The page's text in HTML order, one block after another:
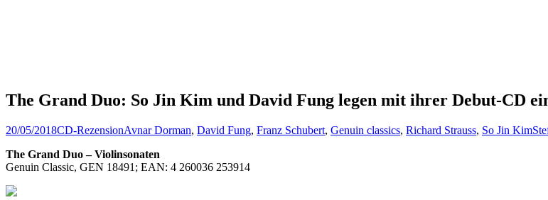
The Grand Duo: So Jin Kim und David Fung legen mit ihrer Debut-CD
20/05/2018CD-RezensionAvnar Dorman, David Fung, Franz Schubert, Genuin classics, Richard Strauss, So Jin Kim
The Grand Duo – Violinsonaten
Genuin Classic, GEN 18491; EAN: 4 260036 253914